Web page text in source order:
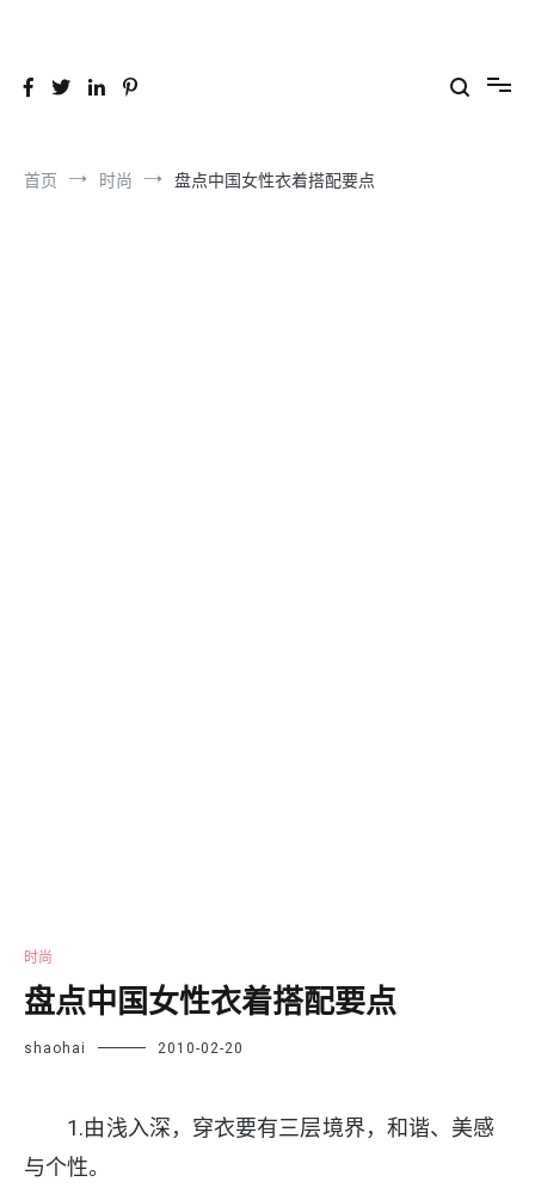
首页 时尚 盘点中国女性衣着搭配要点
时尚
盘点中国女性衣着搭配要点
shaohai 2010-02-20
1.由浅入深，穿衣要有三层境界，和谐、美感
与个性。